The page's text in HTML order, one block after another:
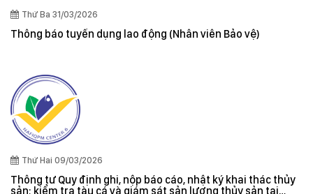
Thứ Ba 31/03/2026
Thông báo tuyển dụng lao động (Nhân viên Bảo vệ)
Thứ Hai 09/03/2026
Thông tư Quy định ghi, nộp báo cáo, nhật ký khai thác thủy
sản; kiểm tra tàu cá và giám sát sản lượng thủy sản tại